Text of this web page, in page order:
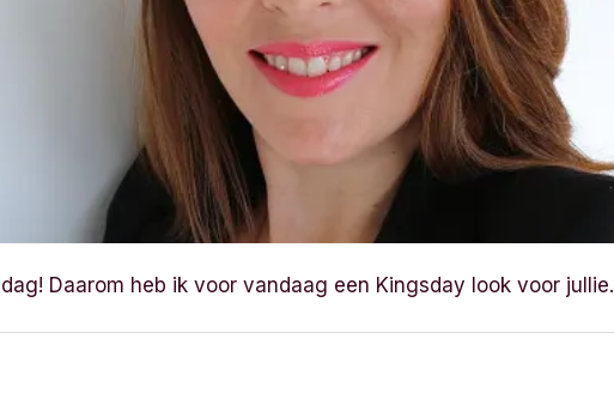
Daarom heb ik voor vandaag een Kingsday look voor jullie.